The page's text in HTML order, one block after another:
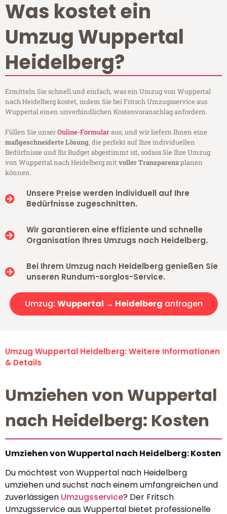
Was kostet ein
Umzug Wuppertal
Heidelberg?
Ermitteln Sie schnell und einfach, was ein Umzug von Wuppertal
nach Heidelberg kostet, indem Sie bei Fritsch Umzugsservice aus
Wuppertal einen unverbindlichen Kostenvoranschlag anfordern.
Füllen Sie unserOnline-Formularaus, und wir liefern Ihnen eine
maßgeschneiderte Lösung, die perfekt auf Ihre individuellen
Bedürfnisse und Ihr Budget abgestimmt ist, sodass Sie Ihre Umzug
von Wuppertal nach Heidelberg mitvoller Transparenzplanen
können.
Unsere Preise werden individuell auf Ihre
Bedürfnisse zugeschnitten.
Wir garantieren eine effiziente und schnelle
Organisation Ihres Umzugs nach Heidelberg.
Bei Ihrem Umzug nach Heidelberg genießen Sie
unseren Rundum-sorglos-Service.
Umzug: Wuppertal → Heidelberg anfragen
Umzug Wuppertal Heidelberg: Weitere Informationen
& Details
Umziehen von Wuppertal
nach Heidelberg: Kosten
Umziehen von Wuppertal nach Heidelberg: Kosten
Du möchtest von Wuppertal nach Heidelberg
umziehen und suchst nach einem umfangreichen und
zuverlässigen Umzugsservice? Der Fritsch
Umzugsservice aus Wuppertal bietet professionelle